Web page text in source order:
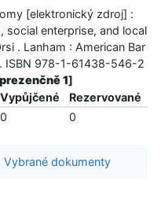
[elektronický zdroj] :
social enterprise, and local
. Lanham : American Bar
ISBN 978-1-61438-546-2
1]
Vypůjčené
Rezervované
0 0
Vybrané dokumenty